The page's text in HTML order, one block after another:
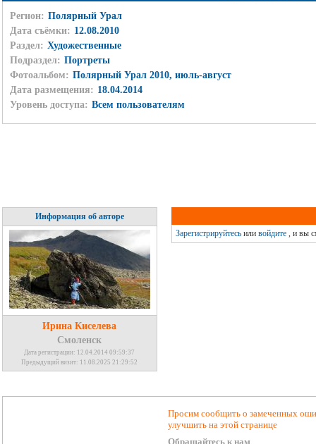
Регион: Полярный Урал
Дата съёмки: 12.08.2010
Раздел: Художественные
Подраздел: Портреты
Фотоальбом: Полярный Урал 2010, июль-август
Дата размещения: 18.04.2014
Уровень доступа: Всем пользователям
Информация об авторе
Ирина Киселева
Смоленск
Дата регистрации: 12.04.2014 09:59:37
Предыдущий визит: 11.08.2025 21:29:52
Зарегистрируйтесьили войдите, и вы
Просим сообщить о замеченных
улучшить на этой странице
Обращайтесь к нам